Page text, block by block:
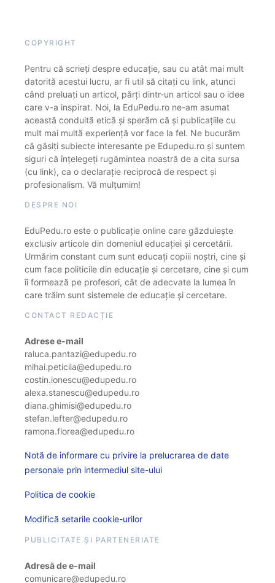
COPYRIGHT
Pentru că scrieți despre educație, sau cu atât mai mult
datorită acestui lucru, ar fi util să citați cu link, atunci
când preluați un articol, părți dintr-un articol sau o idee
care v-a inspirat. Noi, la EduPedu.ro ne-am asumat
această conduită etică și sperăm că și publicațiile cu
mult mai multă experiență vor face la fel. Ne bucurăm
că găsiți subiecte interesante pe Edupedu.ro și suntem
siguri că înțelegeți rugămintea noastră de a cita sursa
(cu link), ca o declarație reciprocă de respect și
profesionalism. Vă mulțumim!
DESPRE NOI
EduPedu.ro este o publicație online care găzduiește
exclusiv articole din domeniul educației și cercetării.
Urmărim constant cum sunt educați copiii noștri, cine și
cum face politicile din educație și cercetare, cine și cum
îi formează pe profesori, cât de adecvate la lumea în
care trăim sunt sistemele de educație și cercetare.
CONTACT REDACȚIE
Adrese e-mail
raluca.pantazi@edupedu.ro
mihai.peticila@edupedu.ro
costin.ionescu@edupedu.ro
alexa.stanescu@edupedu.ro
diana.ghimisi@edupedu.ro
stefan.lefter@edupedu.ro
ramona.florea@edupedu.ro
Notă de informare cu privire la prelucrarea de date
personale prin intermediul site-ului
Politica de cookie
Modifică setarile cookie-urilor
PUBLICITATE ȘI PARTENERIATE
Adresă de e-mail
comunicare@edupedu.ro